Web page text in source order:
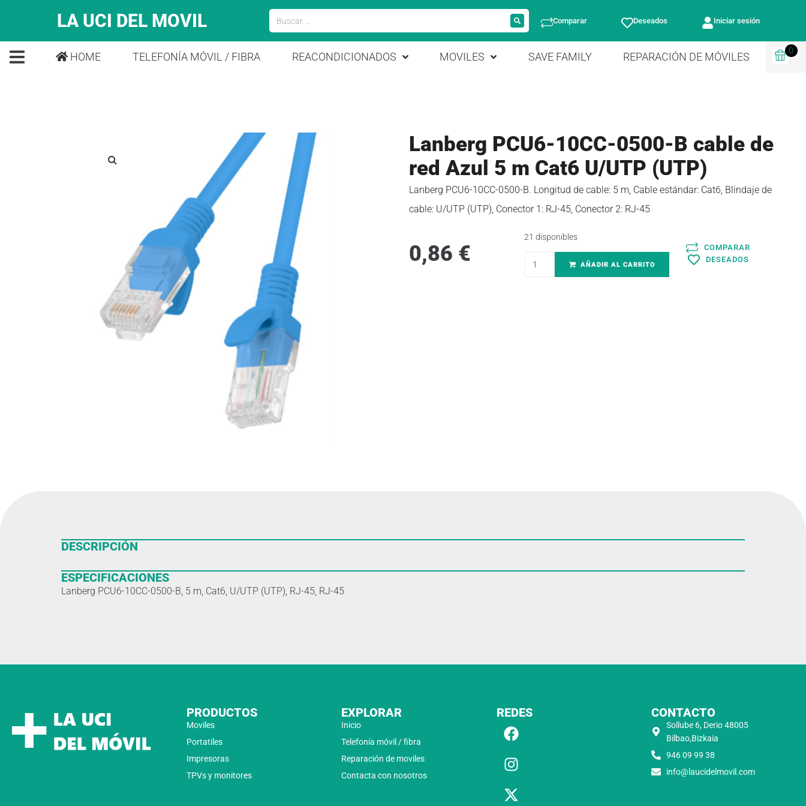
LA UCI DEL MOVIL Comparar Deseados Iniciar sesión
HOME TELEFONÍA MÓVIL / FIBRA REACONDICIONADOS MOVILES SAVE FAMILY REPARACIÓN DE MÓVILES
0
Lanberg PCU6-10CC-0500-B cable de
red Azul 5 m Cat6 U/UTP (UTP)
Lanberg PCU6-10CC-0500-B. Longitud de cable: 5 m, Cable estándar: Cat6, Blindaje de
cable: U/UTP (UTP), Conector 1: RJ-45, Conector 2: RJ-45
0,86 €
21 disponibles
AÑADIR AL CARRITO
COMPARAR
DESEADOS
DESCRIPCIÓN
ESPECIFICACIONES
Lanberg PCU6-10CC-0500-B, 5 m, Cat6, U/UTP (UTP), RJ-45, RJ-45
PRODUCTOS
Moviles
Portatiles
Impresoras
TPVs y monitores
EXPLORAR
Inicio
Telefonía móvil / fibra
Reparación de moviles
Contacta con nosotros
REDES CONTACTO
Sollube 6, Derio 48005
Bilbao,Bizkaia
946 09 99 38
info@laucidelmovil.com